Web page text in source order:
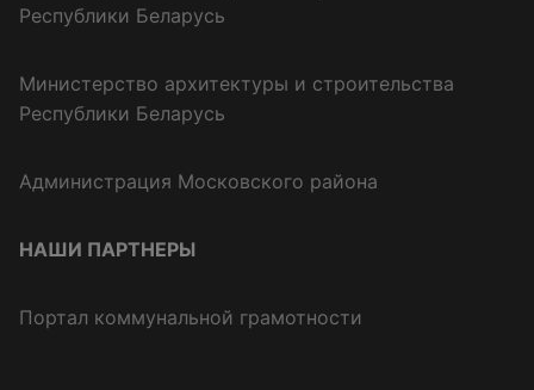
Республики Беларусь
Министерство архитектуры и строительства
Республики Беларусь
Администрация Московского района
НАШИ ПАРТНЕРЫ
Портал коммунальной грамотности